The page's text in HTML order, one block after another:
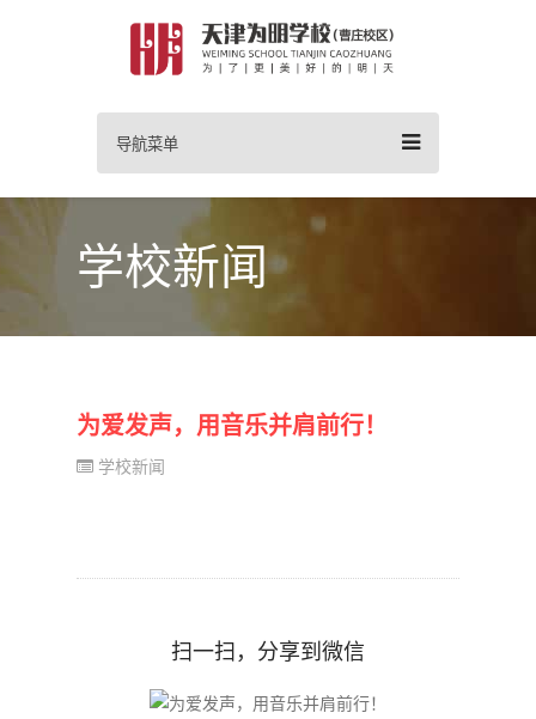
导航菜单
学校新闻
为爱发声，用音乐并肩前行！
学校新闻
扫一扫，分享到微信